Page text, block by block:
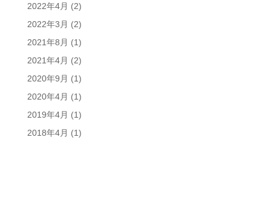
2022年4月 (2)
2022年3月 (2)
2021年8月 (1)
2021年4月 (2)
2020年9月 (1)
2020年4月 (1)
2019年4月 (1)
2018年4月 (1)